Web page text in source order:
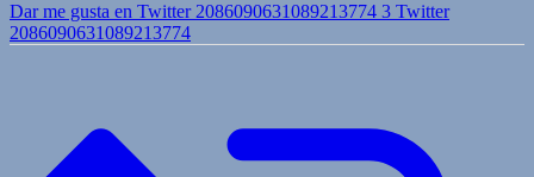
Dar me gusta en Twitter 2086090631089213774 3 Twitter
2086090631089213774